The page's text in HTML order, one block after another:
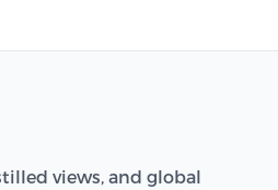
views, and global